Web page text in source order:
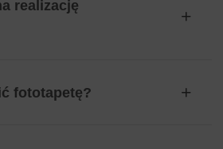
realizację
fototapetę?